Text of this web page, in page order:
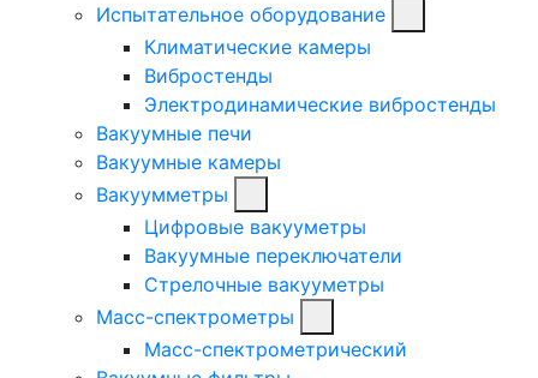
Испытательное оборудование
Климатические камеры
Вибростенды
Электродинамические вибростенды
Вакуумные печи
Вакуумные камеры
Вакуумметры
Цифровые вакууметры
Вакуумные переключатели
Стрелочные вакууметры
Масс-спектрометры
Масс-спектрометрический